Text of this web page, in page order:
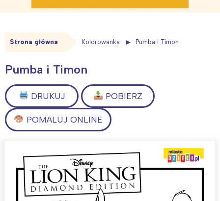
Strona główna Kolorowanka Pumba i Timon
Pumba i Timon
DRUKUJ POBIERZ
POMALUJ ONLINE